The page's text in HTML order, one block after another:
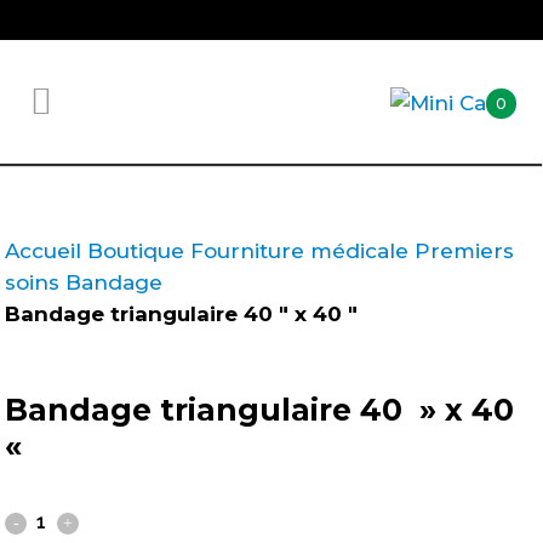
0
Accueil Boutique Fourniture médicale Premiers
soins Bandage
Bandage triangulaire 40 " x 40 "
Bandage triangulaire 40 » x 40
«
Bandage